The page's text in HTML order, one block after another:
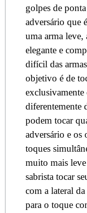
golpes de
adversário que
uma arma leve,
elegante e
difícil das
objetivo é de
exclusivamente
diferentemente
podem tocar
adversário e os
toques
muito mais
sabrista tocar
com a lateral
para o toque